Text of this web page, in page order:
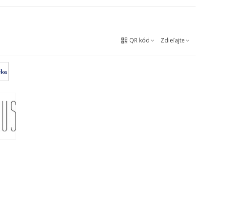
QR kód
Zdieľajte